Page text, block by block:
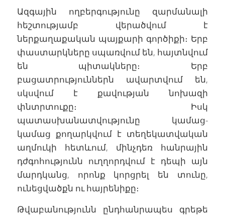
Ազգային ողբերգությունը զարմանալի
հեշտությամբ վերածվում է
ներքաղաքական պայքարի գործիքի։ Երբ
փաստարկները սպառվում են, հայտնվում
են պիտակները։ Երբ
բացատրություններն ավարտվում են,
սկսվում է քավության նոխազի
փնտրտուքը։ Իսկ
պատասխանատվությունը կամաց-
կամաց քողարկվում է տեղեկատվական
աղմուկի հետևում, մինչդեռ հանրային
դժգոհությունն ուղղորդվում է դեպի այն
մարդկանց, որոնք կորցրել են տունը,
ունեցվածքն ու հայրենիքը։
Թվաբանությունն ընդհանրապես գրեթե